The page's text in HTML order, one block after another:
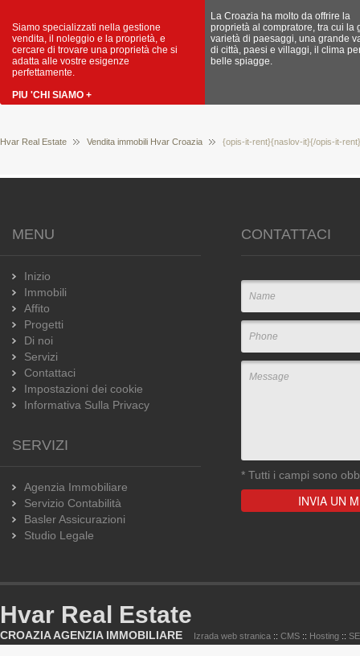
Siamo specializzati nella gestione
vendita, il noleggio e la proprietà, e
cercare di trovare una proprietà che si
adatta alle vostre esigenze
perfettamente.
PIU 'CHI SIAMO +
La Croazia ha molto da offrire la
proprietà al compratore, tra cui la
varietà di paesaggi, una grande
di città, paesi e villaggi, il clima
belle spiagge.
Hvar Real Estate Vendita immobili Hvar Croazia {opis-it-rent}{naslov-it}{/opis-it-
MENU
Inizio
Immobili
Affito
Progetti
Di noi
Servizi
Contattaci
Impostazioni dei cookie
Informativa Sulla Privacy
SERVIZI
Agenzia Immobiliare
Servizio Contabilità
Basler Assicurazioni
Studio Legale
CONTATTACI
* Tutti i campi sono
Hvar Real Estate
CROAZIA AGENZIA IMMOBILIARE Izrada web stranica :: CMS :: Hosting ::